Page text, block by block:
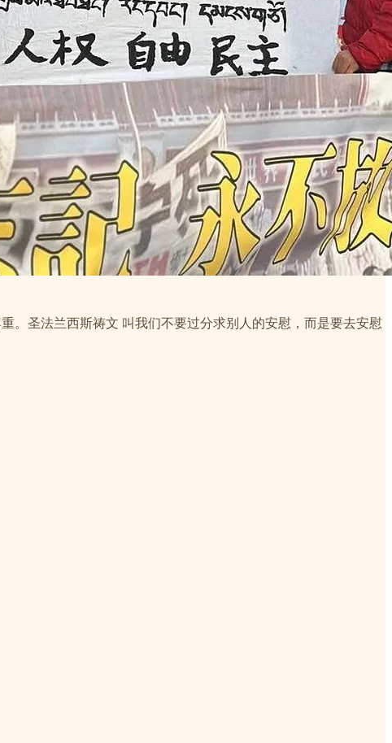
。圣法兰西斯祷文 叫我们不要过分求别人的安慰，而是要去安慰